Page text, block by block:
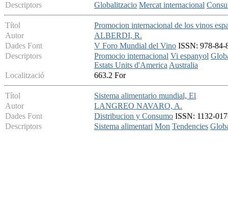
Descriptors
Globalitzacio Mercat internacional
Títol
Promocion internacional de los vinos
Autor
ALBERDI, R.
Dades Font
V Foro Mundial del Vino ISSN: 978-
Descriptors
Promocio internacional Vi espanyol
Estats Units d'AmericaAustralia
Localització
663.2 For
Títol
Sistema alimentario mundial, El
Autor
LANGREO NAVARO, A.
Dades Font
Distribucion y Consumo ISSN: 1132-
Descriptors
Sistema alimentari Mon Tendencies